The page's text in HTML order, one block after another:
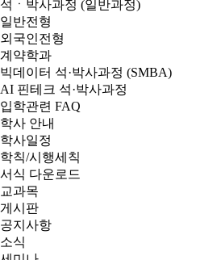
석ㆍ박사과정 (일반과정)
일반전형
외국인전형
계약학과
빅데이터 석·박사과정 (SMBA)
AI 핀테크 석·박사과정
입학관련 FAQ
학사 안내
학사일정
학칙/시행세칙
서식 다운로드
교과목
게시판
공지사항
소식